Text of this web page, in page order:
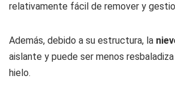
relativamente fácil de remover y
Además, debido a su estructura, la
aislante y puede ser menos
hielo.